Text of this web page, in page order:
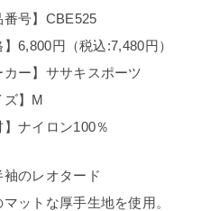
番号】CBE525
】6,800円（税込:7,480円）
カー】ササキスポーツ
ズ】M
】ナイロン100％
袖のレオタード
ットな厚手生地を使用。